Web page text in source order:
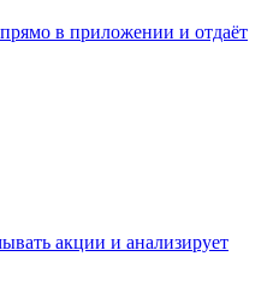
в приложении и отдаёт
акции и анализирует